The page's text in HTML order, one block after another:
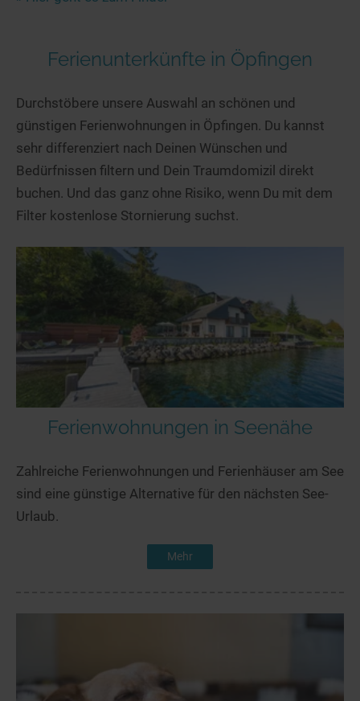
Ferienunterkünfte in Öpfingen
Durchstöbere unsere Auswahl an schönen und
günstigen Ferienwohnungen in Öpfingen. Du kannst
sehr differenziert nach Deinen Wünschen und
Bedürfnissen filtern und Dein Traumdomizil direkt
buchen. Und das ganz ohne Risiko, wenn Du mit dem
Filter kostenlose Stornierung suchst.
Ferienwohnungen in Seenähe
Zahlreiche Ferienwohnungen und Ferienhäuser am See
sind eine günstige Alternative für den nächsten See-
Urlaub.
Mehr